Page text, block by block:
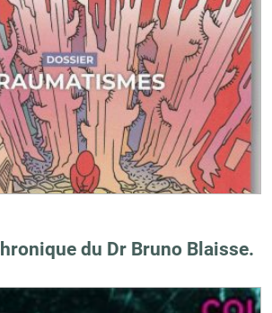
du Dr Bruno Blaisse.